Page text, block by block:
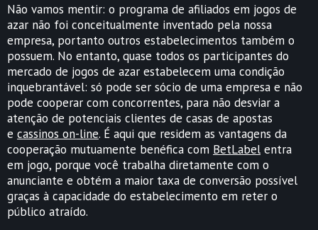
Não vamos mentir: o programa de afiliados em jogos de
azar não foi conceitualmente inventado pela nossa
empresa, portanto outros estabelecimentos também o
possuem. No entanto, quase todos os participantes do
mercado de jogos de azar estabelecem uma condição
inquebrantável: só pode ser sócio de uma empresa e não
pode cooperar com concorrentes, para não desviar a
atenção de potenciais clientes de casas de apostas
e cassinos on-line. É aqui que residem as vantagens da
cooperação mutuamente benéfica com BetLabel entra
em jogo, porque você trabalha diretamente com o
anunciante e obtém a maior taxa de conversão possível
graças à capacidade do estabelecimento em reter o
público atraído.